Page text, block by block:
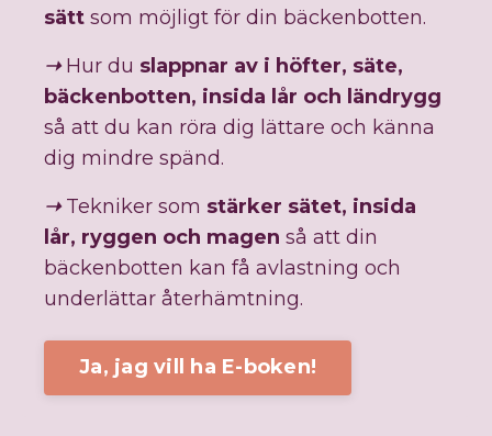
sätt som möjligt för din bäckenbotten.
➝Hur du slappnar av i höfter, säte,
bäckenbotten, insida lår och ländrygg
så att du kan röra dig lättare och känna
dig mindre spänd.
➝ Tekniker som stärker sätet, insida
lår, ryggen och magen så att din
bäckenbotten kan få avlastning och
underlättar återhämtning.
Ja, jag vill ha E-boken!